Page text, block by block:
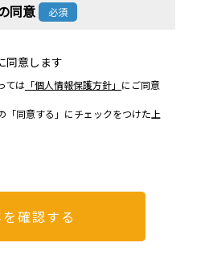
同意 必須
同意します
ては「個人情報保護方針」 にご同意
「同意する」にチェックをつけた上